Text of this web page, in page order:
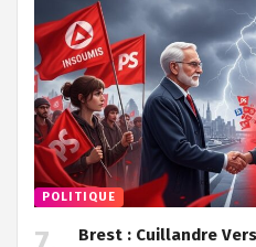
POLITIQUE
Brest : Cuillandre